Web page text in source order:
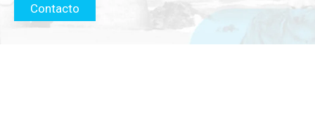
Contacto